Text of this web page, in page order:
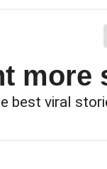
more
best viral